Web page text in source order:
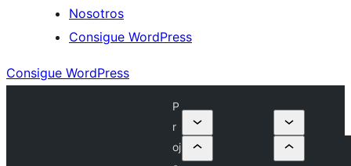
Nosotros
Consigue WordPress
Consigue WordPress
P
r
oj